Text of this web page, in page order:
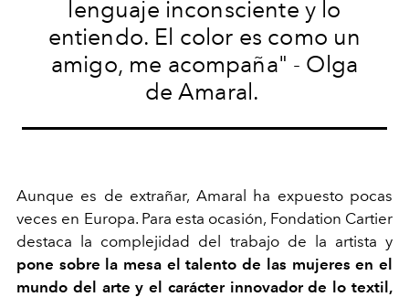
lenguaje inconsciente y lo
entiendo. El color es como un
amigo, me acompaña" - Olga
de Amaral.
Aunque es de extrañar, Amaral ha expuesto pocas
veces en Europa. Para esta ocasión, Fondation Cartier
destaca la complejidad del trabajo de la artista y
pone sobre la mesa el talento de las mujeres en el
mundo del arte y el carácter innovador de lo textil,